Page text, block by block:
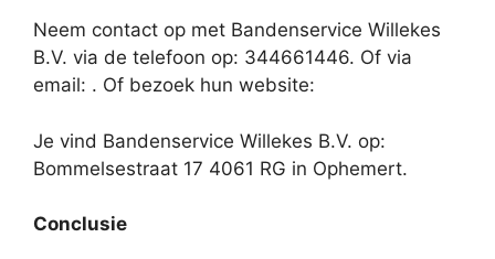
Neem contact op met Bandenservice Willekes
B.V. via de telefoon op: 344661446. Of via
email: . Of bezoek hun website:
Je vind Bandenservice Willekes B.V. op:
Bommelsestraat 17 4061 RG in Ophemert.
Conclusie